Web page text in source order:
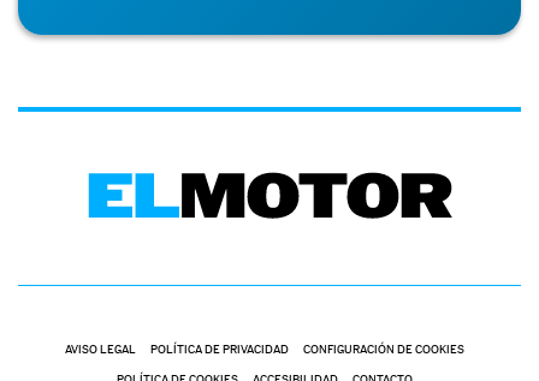
AVISO LEGAL POLÍTICA DE PRIVACIDAD CONFIGURACIÓN DE COOKIES